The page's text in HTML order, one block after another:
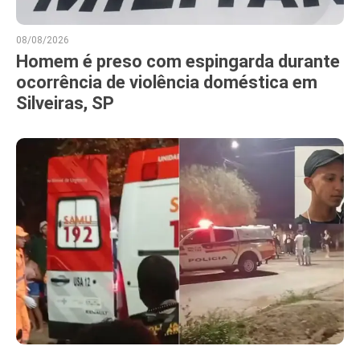
08/08/2026
Homem é preso com espingarda durante
ocorrência de violência doméstica em
Silveiras, SP